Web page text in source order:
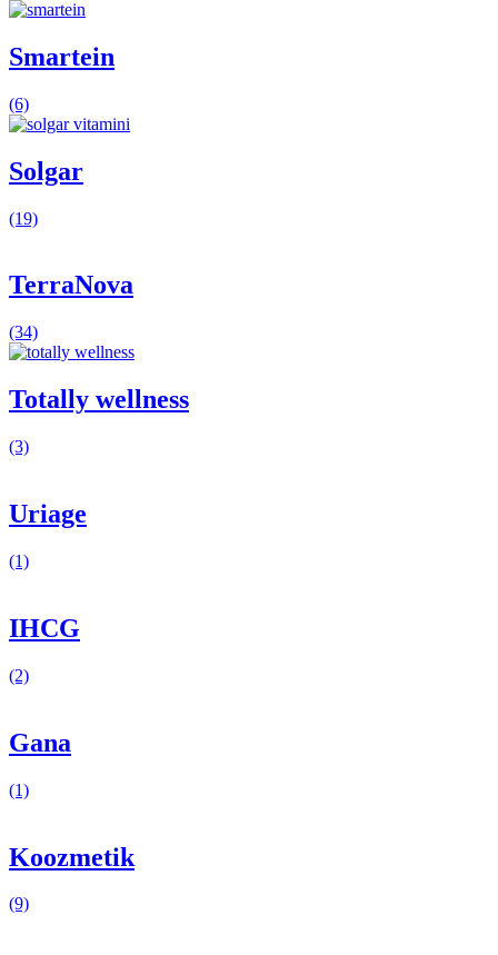
Smartein
(6)
Solgar
(19)
TerraNova
(34)
Totally wellness
(3)
Uriage
(1)
IHCG
(2)
Gana
(1)
Koozmetik
(9)